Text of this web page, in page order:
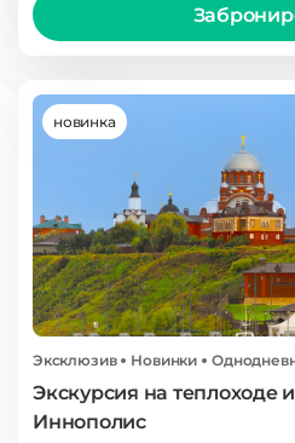
новинка
Эксклюзив Новинки
Экскурсия на теплоходе
Иннополис